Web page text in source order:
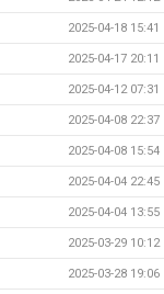
2025-04-18 15:41
2025-04-17 20:11
2025-04-12 07:31
2025-04-08 22:37
2025-04-08 15:54
2025-04-04 22:45
2025-04-04 13:55
2025-03-29 10:12
2025-03-28 19:06